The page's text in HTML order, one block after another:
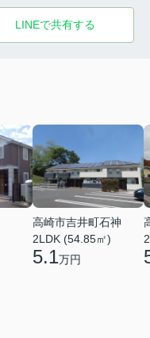
LINEで共有する
高崎市吉井町石神
2LDK (54.85㎡)
5.1万円